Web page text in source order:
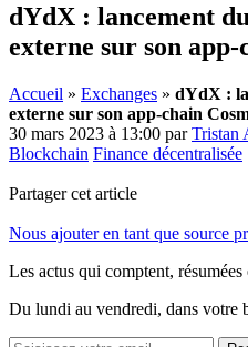
dYdX : lancement
externe sur son app-
Accueil » Exchanges » dYdX :
externe sur son app-chain
30 mars 2023 à 13:00 parTristan
Blockchain Finance décentralisée
Partager cet article
Nous ajouter en tant que source
Les actus qui comptent, résumées
Du lundi au vendredi, dans votre